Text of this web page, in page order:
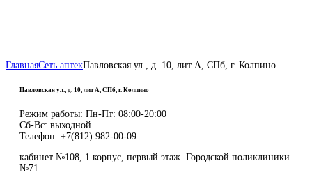
ГлавнаяСеть аптекПавловская ул., д. 10, лит А, СПб, г. Колпино
Павловская ул., д. 10, лит А, СПб, г. Колпино
Режим работы: Пн-Пт: 08:00-20:00
Сб-Вс: выходной
Телефон: +7(812) 982-00-09
кабинет №108, 1 корпус, первый этаж Городской поликлиники
№71